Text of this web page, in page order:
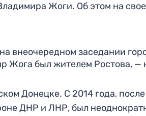
Жоги. Об этом на
внеочередном заседании
Жога был жителем Ростова, —
Донецке. С 2014 года,
ДНР и ЛНР, был